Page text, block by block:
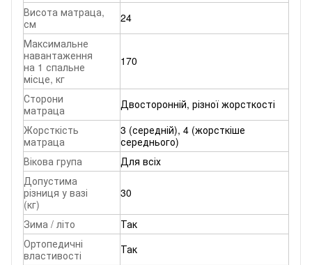
Висота матраца,
см
24
Максимальне
навантаження
на 1 спальне
місце, кг
170
Сторони
матраца
Двосторонній, різної жорсткості
Жорсткість
матраца
3 (середній), 4 (жорсткіше
середнього)
Вікова група
Для всіх
Допустима
різниця у вазі
(кг)
30
Зима / літо
Так
Ортопедичні
властивості
Так